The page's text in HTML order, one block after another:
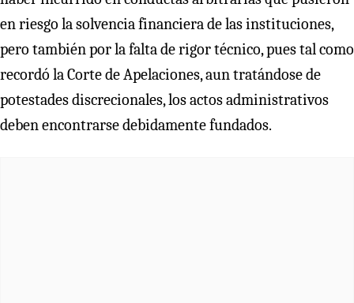
en riesgo la solvencia financiera de las instituciones,
pero también por la falta de rigor técnico, pues tal como
recordó la Corte de Apelaciones, aun tratándose de
potestades discrecionales, los actos administrativos
deben encontrarse debidamente fundados.